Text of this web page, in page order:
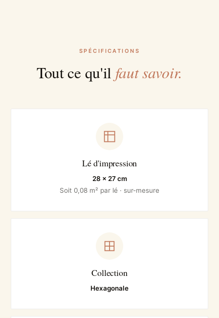
SPÉCIFICATIONS
Tout ce qu'il faut savoir.
Lé d'impression
28 × 27 cm
Soit 0,08 m² par lé · sur-mesure
Collection
Hexagonale